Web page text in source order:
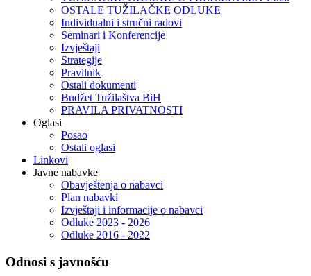
OSTALE TUŽILAČKE ODLUKE
Individualni i stručni radovi
Seminari i Konferencije
Izvještaji
Strategije
Pravilnik
Ostali dokumenti
Budžet Tužilaštva BiH
PRAVILA PRIVATNOSTI
Oglasi
Posao
Ostali oglasi
Linkovi
Javne nabavke
Obavještenja o nabavci
Plan nabavki
Izvještaji i informacije o nabavci
Odluke 2023 - 2026
Odluke 2016 - 2022
Odnosi s javnošću